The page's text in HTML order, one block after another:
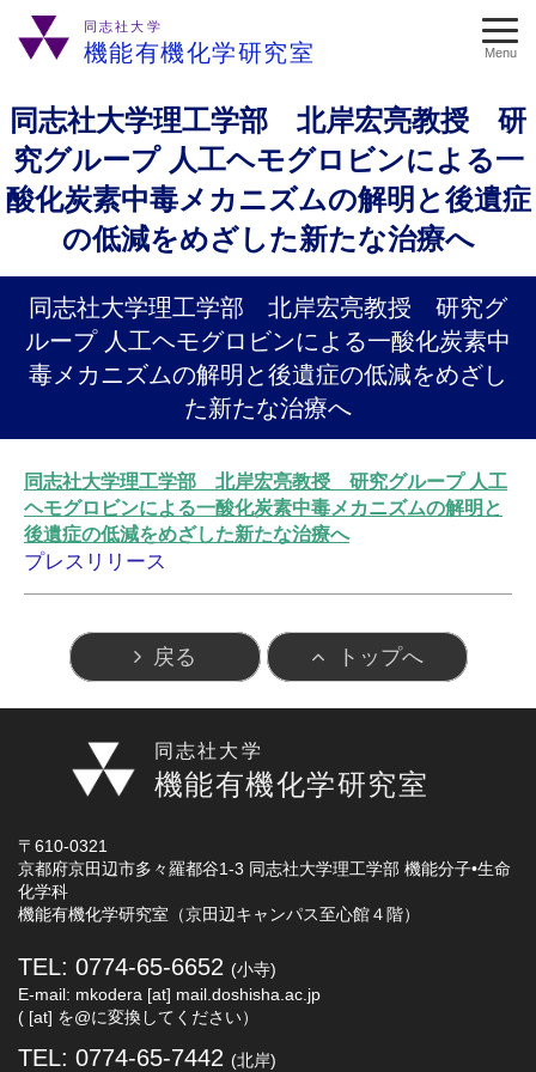
同志社大学
機能有機化学研究室 Menu
同志社大学理工学部 北岸宏亮教授 研
究グループ 人工ヘモグロビンによる一
酸化炭素中毒メカニズムの解明と後遺症
の低減をめざした新たな治療へ
同志社大学理工学部 北岸宏亮教授 研究グ
ループ 人工ヘモグロビンによる一酸化炭素中
毒メカニズムの解明と後遺症の低減をめざし
た新たな治療へ
同志社大学理工学部 北岸宏亮教授 研究グループ 人工
ヘモグロビンによる一酸化炭素中毒メカニズムの解明と
後遺症の低減をめざした新たな治療へ
プレスリリース
戻る トップへ
同志社大学
機能有機化学研究室
〒610-0321
京都府京田辺市多々羅都谷1-3 同志社大学理工学部 機能分子•生命
化学科
機能有機化学研究室（京田辺キャンパス至心館４階）
TEL: 0774-65-6652 (小寺)
E-mail: mkodera [at] mail.doshisha.ac.jp
( [at] を@に変換してください）
TEL: 0774-65-7442 (北岸)